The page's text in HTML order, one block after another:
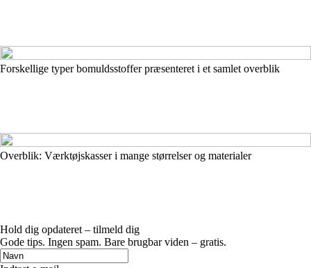
Forskellige typer bomuldsstoffer præsenteret i et samlet overblik
Overblik: Værktøjskasser i mange størrelser og materialer
Hold dig opdateret – tilmeld dig
Gode tips. Ingen spam. Bare brugbar viden – gratis.